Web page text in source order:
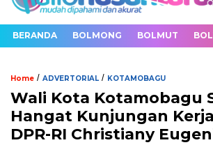
BERANDA BOLMONG BOLMUT
Home / ADVERTORIAL / KOTAMOBAGU
Wali Kota Kotamobagu
Hangat Kunjungan
DPR-RI Christiany